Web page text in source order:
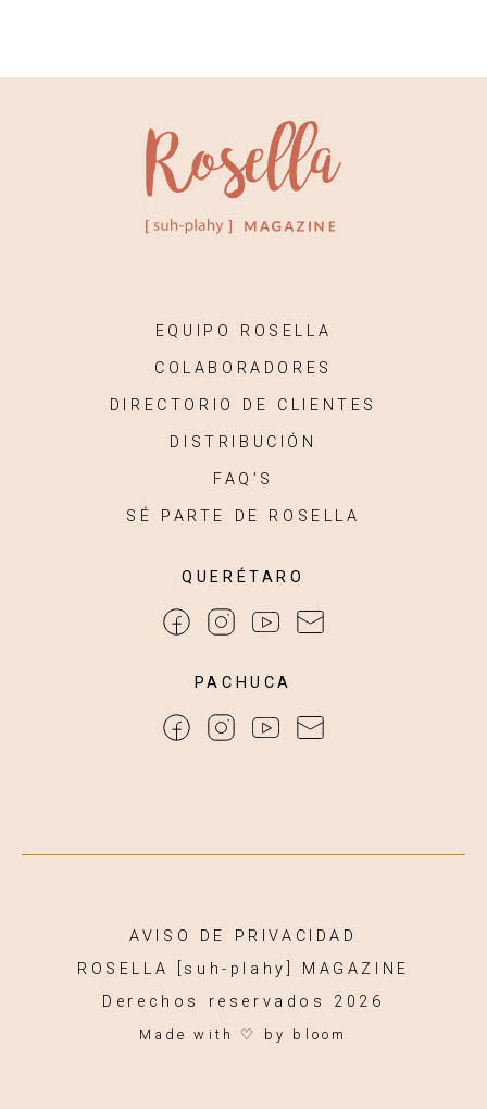
EQUIPO ROSELLA
COLABORADORES
DIRECTORIO DE CLIENTES
DISTRIBUCIÓN
FAQ’S
SÉ PARTE DE ROSELLA
QUERÉTARO
PACHUCA
AVISO DE PRIVACIDAD
ROSELLA [suh-plahy] MAGAZINE
Derechos reservados 2026
Made with ♡ by bloom